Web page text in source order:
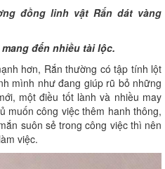
đồng linh vật Rắn dát vàng
đến nhiều tài lộc.
hơn, Rắn thường có tập tính lột
mình như đang giúp rũ bỏ những
một điều tốt lành và nhiều may
muốn công việc thêm hanh thông,
suôn sẻ trong công việc thì nên
việc.